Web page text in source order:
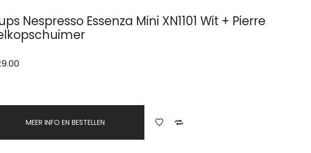
Nespresso Essenza Mini XN1101 Wit + Pierre
MEER INFO EN BESTELLEN